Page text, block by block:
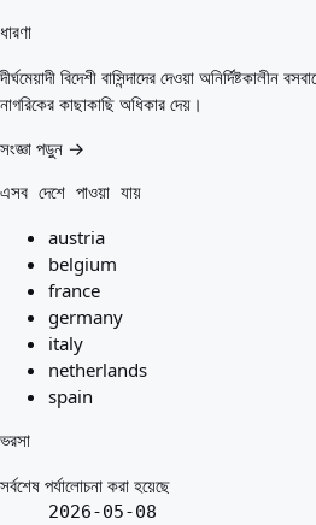
ধারণা
দীর্ঘমেয়াদী বিদেশী বাসিন্দাদের দেওয়া অনির্দিষ্টকালীন
নাগরিকের কাছাকাছি অধিকার দেয়।
সংজ্ঞা পড়ুন →
এসব দেশে পাওয়া যায়
austria
belgium
france
germany
italy
netherlands
spain
ভরসা
সর্বশেষ পর্যালোচনা করা হয়েছে
2026-05-08